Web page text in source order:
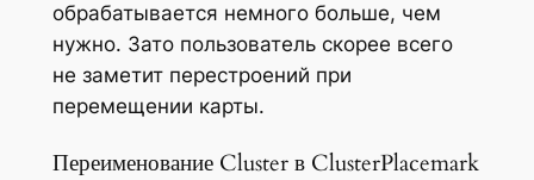
обрабатывается немного больше, чем
нужно. Зато пользователь скорее всего
не заметит перестроений при
перемещении карты.
Переименование Cluster в ClusterPlacemark